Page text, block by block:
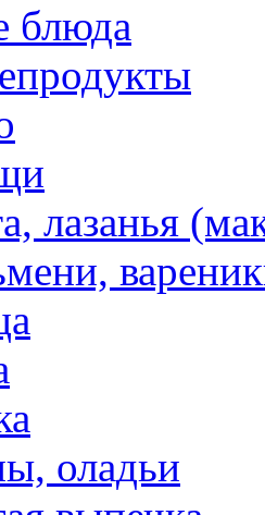
блюда
лазанья
оладьи